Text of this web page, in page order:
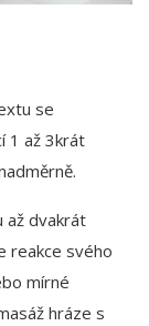
se
1 až 3krát
až dvakrát
reakce svého
mírné
hráze s